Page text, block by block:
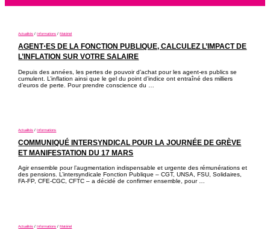
Actualités /Informations /Matériel
AGENT⋅ES DE LA FONCTION PUBLIQUE, CALCULEZ L’IMPACT DE
L’INFLATION SUR VOTRE SALAIRE
Depuis des années, les pertes de pouvoir d’achat pour les agent-es publics se
cumulent. L’inflation ainsi que le gel du point d’indice ont entraîné des milliers
d’euros de perte. Pour prendre conscience du …
Actualités /Informations
COMMUNIQUÉ INTERSYNDICAL POUR LA JOURNÉE DE GRÈVE
ET MANIFESTATION DU 17 MARS
Agir ensemble pour l’augmentation indispensable et urgente des rémunérations et
des pensions. L’intersyndicale Fonction Publique – CGT, UNSA, FSU, Solidaires,
FA-FP, CFE-CGC, CFTC – a décidé de confirmer ensemble, pour …
Actualités /Informations /Matériel